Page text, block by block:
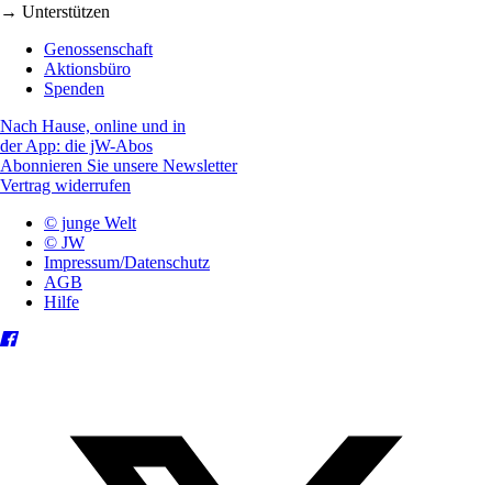
→ Unterstützen
Genossenschaft
Aktionsbüro
Spenden
Nach Hause, online und in
der App: die jW-Abos
Abonnieren Sie unsere Newsletter
Vertrag widerrufen
© junge Welt
© JW
Impressum/Datenschutz
AGB
Hilfe